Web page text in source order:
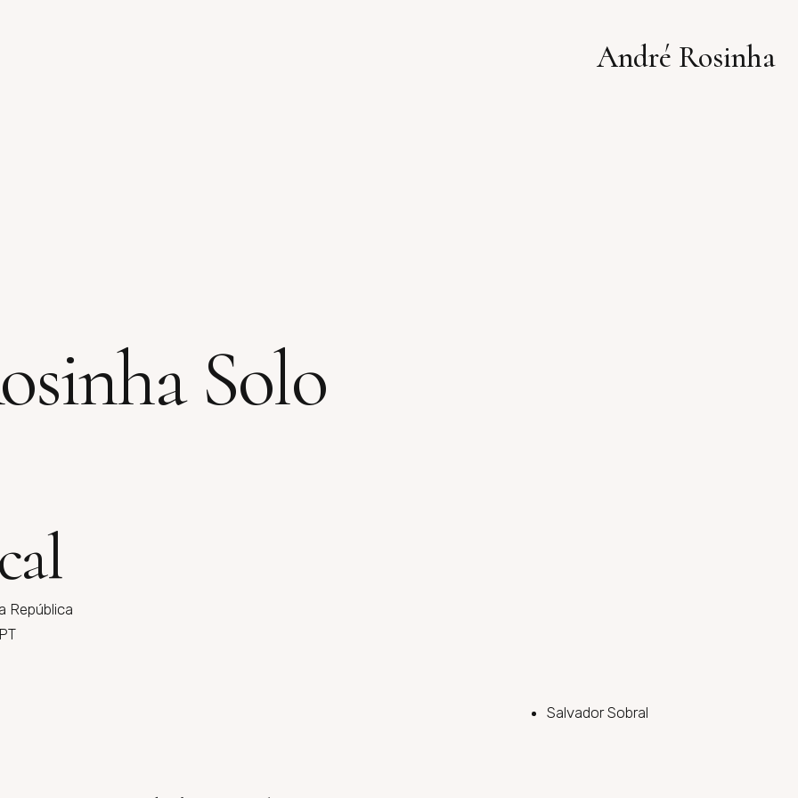
André Rosinha
Solo
República
Salvador Sobral